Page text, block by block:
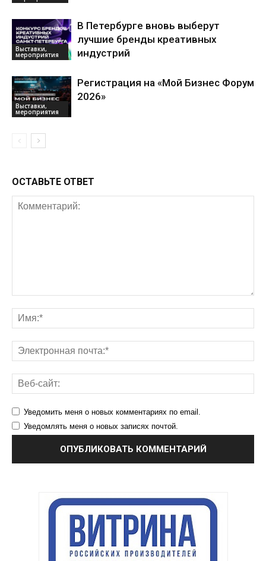
Выставки,
мероприятия
В Петербурге вновь выберут
лучшие бренды креативных
индустрий
Выставки,
мероприятия
Регистрация на «Мой Бизнес Форум
2026»
ОСТАВЬТЕ ОТВЕТ
Уведомить меня о новых комментариях по email.
Уведомлять меня о новых записях почтой.